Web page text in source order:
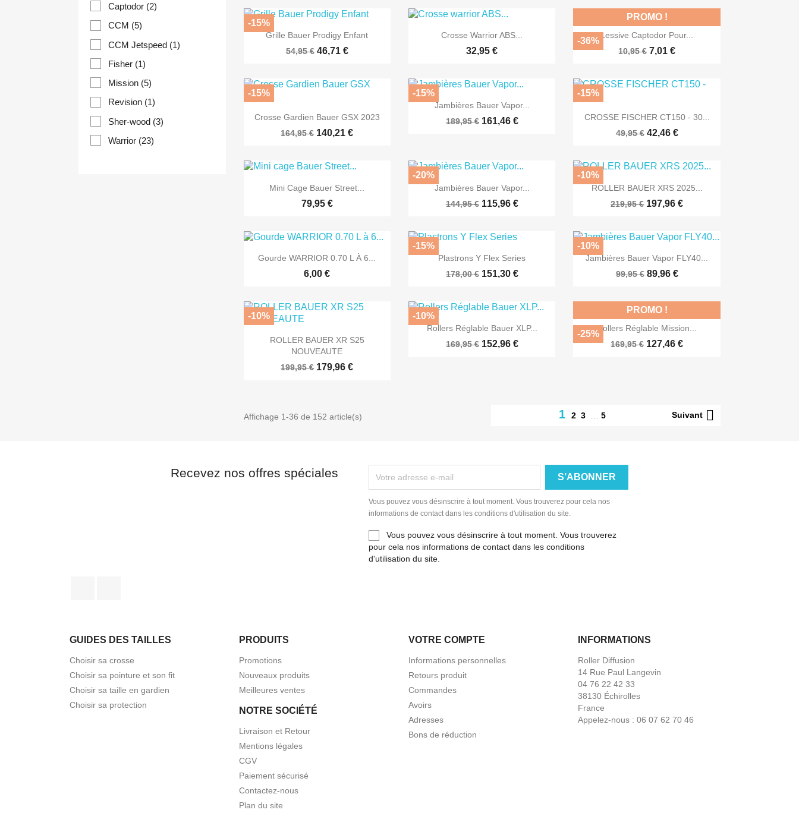
Captodor (2)
CCM (5)
CCM Jetspeed (1)
Fisher (1)
Mission (5)
Revision (1)
Sher-wood (3)
Warrior (23)
 Aperçu rapide
Grille Bauer Prodigy Enfant
54,95 € 46,71 €
-15%
 Aperçu rapide
Crosse Warrior ABS...
32,95 €
 Aperçu rapide
Lessive Captodor Pour...
10,95 € 7,01 €
PROMO !
-36%
 Aperçu rapide
Crosse Gardien Bauer GSX 2023
164,95 € 140,21 €
-15%
 Aperçu rapide
Jambières Bauer Vapor...
189,95 € 161,46 €
-15%
 Aperçu rapide
CROSSE FISCHER CT150 - 30...
49,95 € 42,46 €
-15%
 Aperçu rapide
Mini Cage Bauer Street...
79,95 €
 Aperçu rapide
Jambières Bauer Vapor...
144,95 € 115,96 €
-20%
 Aperçu rapide
ROLLER BAUER XRS 2025...
219,95 € 197,96 €
-10%
 Aperçu rapide
Gourde WARRIOR 0.70 L À 6...
6,00 €
 Aperçu rapide
Plastrons Y Flex Series
178,00 € 151,30 €
-15%
 Aperçu rapide
Jambières Bauer Vapor FLY40...
99,95 € 89,96 €
-10%
 Aperçu rapide
ROLLER BAUER XR S25
NOUVEAUTE
199,95 € 179,96 €
-10%
 Aperçu rapide
Rollers Réglable Bauer XLP...
169,95 € 152,96 €
-10%
 Aperçu rapide
Rollers Réglable Mission...
169,95 € 127,46 €
PROMO !
-25%
Affichage 1-36 de 152 article(s) 123 5 Suivant 
Recevez nos offres spéciales
Vous pouvez vous désinscrire à tout moment. Vous trouverez pour cela nos
informations de contact dans les conditions d'utilisation du site.
Vous pouvez vous désinscrire à tout moment. Vous trouverez
pour cela nos informations de contact dans les conditions
d'utilisation du site.
GUIDES DES TAILLES
Choisir sa crosse
Choisir sa pointure et son fit
Choisir sa taille en gardien
Choisir sa protection
PRODUITS
Promotions
Nouveaux produits
Meilleures ventes
NOTRE SOCIÉTÉ
Livraison et Retour
Mentions légales
CGV
Paiement sécurisé
Contactez-nous
Plan du site
VOTRE COMPTE
Informations personnelles
Retours produit
Commandes
Avoirs
Adresses
Bons de réduction
INFORMATIONS
Roller Diffusion
14 Rue Paul Langevin
04 76 22 42 33
38130 Échirolles
France
Appelez-nous : 06 07 62 70 46